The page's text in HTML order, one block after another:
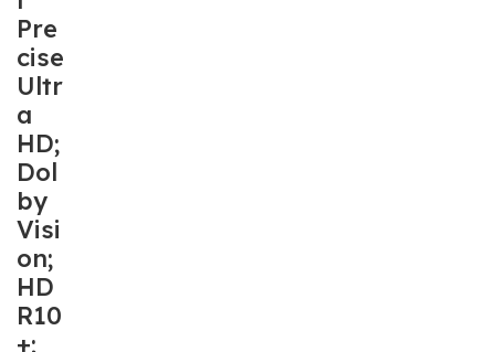
Pre
cise
Ultr
a
HD;
Dol
by
Visi
on;
HD
R10
+;